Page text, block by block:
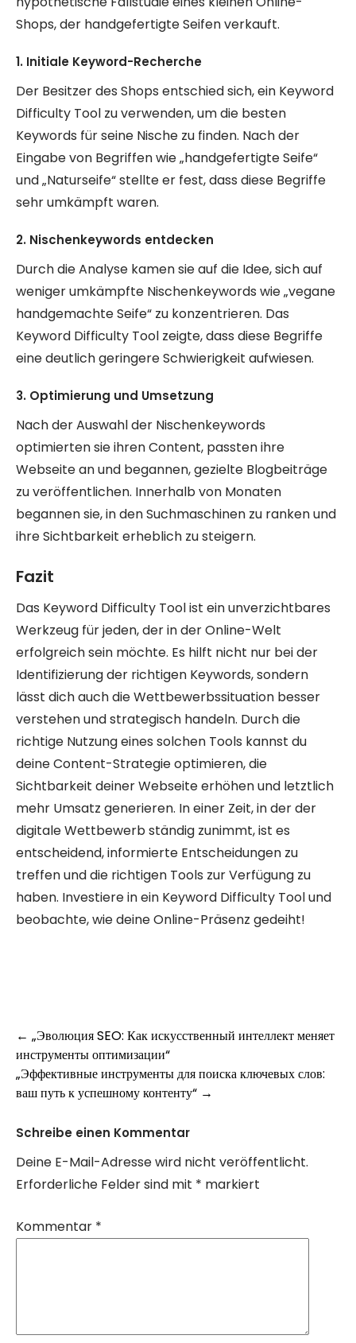
Shops, der handgefertigte Seifen verkauft.
1. Initiale Keyword-Recherche
Der Besitzer des Shops entschied sich, ein Keyword
Difficulty Tool zu verwenden, um die besten
Keywords für seine Nische zu finden. Nach der
Eingabe von Begriffen wie „handgefertigte Seife“
und „Naturseife“ stellte er fest, dass diese Begriffe
sehr umkämpft waren.
2. Nischenkeywords entdecken
Durch die Analyse kamen sie auf die Idee, sich auf
weniger umkämpfte Nischenkeywords wie „vegane
handgemachte Seife“ zu konzentrieren. Das
Keyword Difficulty Tool zeigte, dass diese Begriffe
eine deutlich geringere Schwierigkeit aufwiesen.
3. Optimierung und Umsetzung
Nach der Auswahl der Nischenkeywords
optimierten sie ihren Content, passten ihre
Webseite an und begannen, gezielte Blogbeiträge
zu veröffentlichen. Innerhalb von Monaten
begannen sie, in den Suchmaschinen zu ranken und
ihre Sichtbarkeit erheblich zu steigern.
Fazit
Das Keyword Difficulty Tool ist ein unverzichtbares
Werkzeug für jeden, der in der Online-Welt
erfolgreich sein möchte. Es hilft nicht nur bei der
Identifizierung der richtigen Keywords, sondern
lässt dich auch die Wettbewerbssituation besser
verstehen und strategisch handeln. Durch die
richtige Nutzung eines solchen Tools kannst du
deine Content-Strategie optimieren, die
Sichtbarkeit deiner Webseite erhöhen und letztlich
mehr Umsatz generieren. In einer Zeit, in der der
digitale Wettbewerb ständig zunimmt, ist es
entscheidend, informierte Entscheidungen zu
treffen und die richtigen Tools zur Verfügung zu
haben. Investiere in ein Keyword Difficulty Tool und
beobachte, wie deine Online-Präsenz gedeiht!
Post
navigation
← „Эволюция SEO: Как искусственный интеллект меняет
инструменты оптимизации“
„Эффективные инструменты для поиска ключевых слов:
ваш путь к успешному контенту“ →
Schreibe einen Kommentar
Deine E-Mail-Adresse wird nicht veröffentlicht.
Erforderliche Felder sind mit * markiert
Kommentar *